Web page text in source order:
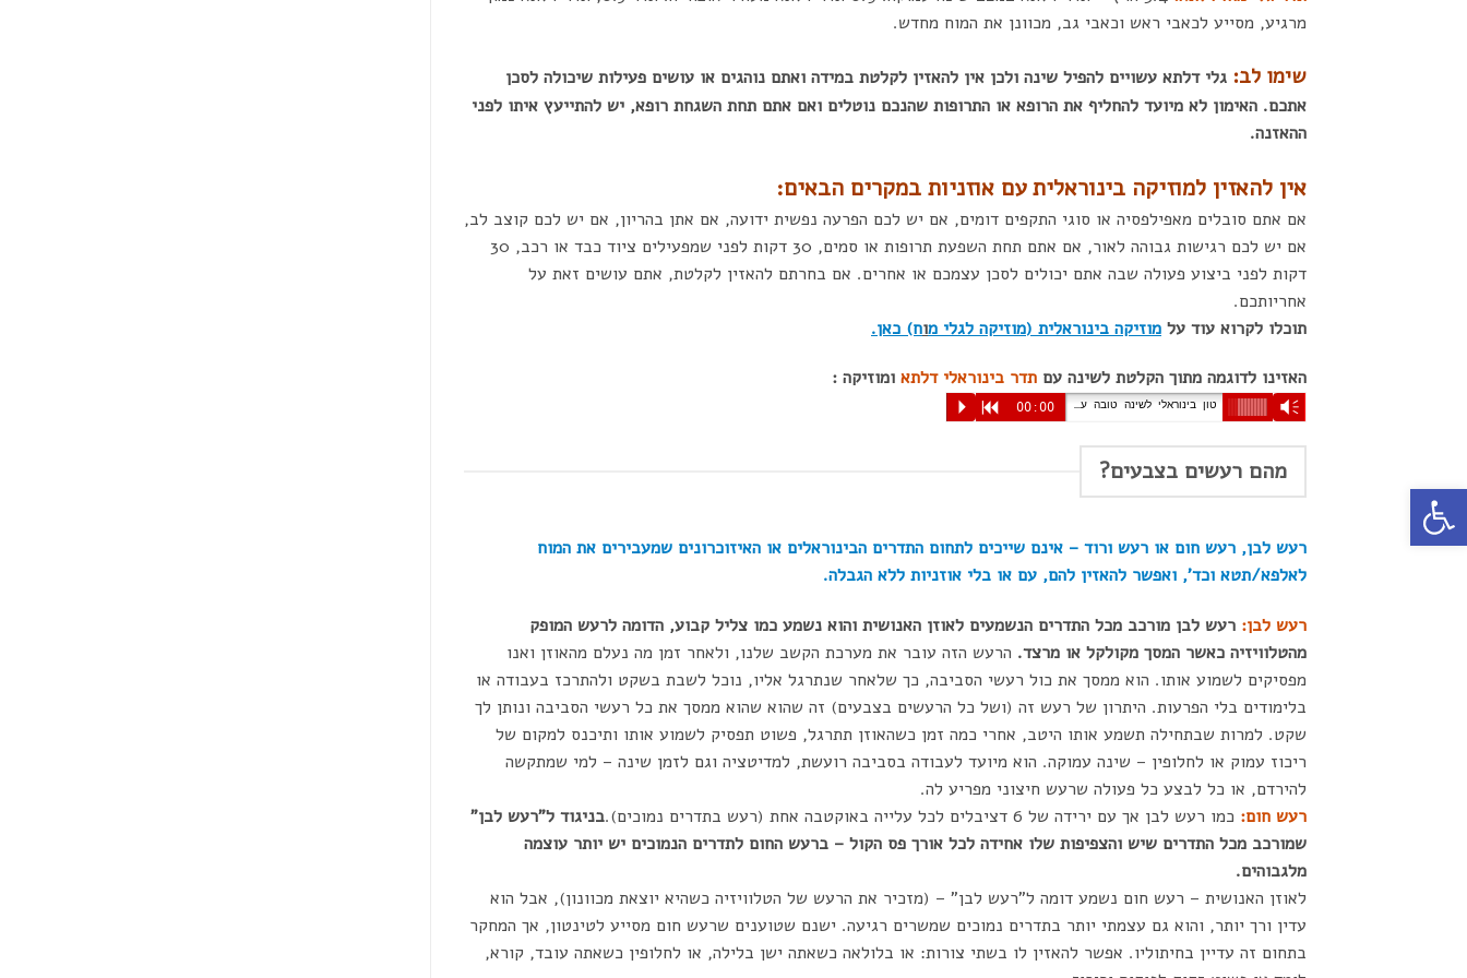
פתח סרגל נגישות
מרגיע, מסייע לכאבי ראש וכאבי גב, מכוונן את המוח מחדש.
שימו לב: גלי דלתא עשויים להפיל שינה ולכן אין להאזין לקלטת במידה ואתם נוהגים או עושים פעילות שיכולה לסכן
אתכם. האימון לא מיועד להחליף את הרופא או התרופות שהנכם נוטלים ואם אתם תחת השגחת רופא, יש להתייעץ איתו לפני
ההאזנה.
אין להאזין למוזיקה בינוראלית עם אוזניות במקרים הבאים:
אם אתם סובלים מאפילפסיה או סוגי התקפים דומים, אם יש לכם הפרעה נפשית ידועה, אם אתן בהריון, אם יש לכם קוצב לב,
אם יש לכם רגישות גבוהה לאור, אם אתם תחת השפעת תרופות או סמים, 30 דקות לפני שמפעילים ציוד כבד או רכב, 30
דקות לפני ביצוע פעולה שבה אתם יכולים לסכן עצמכם או אחרים. אם בחרתם להאזין לקלטת, אתם עושים זאת על
אחריותכם.
תוכלו לקרוא עוד על מוזיקה בינוראלית (מוזיקה לגלי מוח) כאן.
האזינו לדוגמה מתוך הקלטת לשינה עם תדר בינוראלי דלתא ומוזיקה :
Vm טון בינוראלי לשינה טובה עם מוזיקה 00:00
R
P
מהם רעשים בצבעים?
רעש לבן, רעש חום או רעש ורוד – אינם שייכים לתחום התדרים הבינוראלים או האיזוכרונים שמעבירים את המוח
לאלפא/תטא וכד', ואפשר להאזין להם, עם או בלי אוזניות ללא הגבלה.
רעש לבן: רעש לבן מורכב מכל התדרים הנשמעים לאוזן האנושית והוא נשמע כמו צליל קבוע, הדומה לרעש המופק
מהטלוויזיה כאשר המסך מקולקל או מרצד. הרעש הזה עובר את מערכת הקשב שלנו, ולאחר זמן מה נעלם מהאוזן ואנו
מפסיקים לשמוע אותו. הוא ממסך את כול רעשי הסביבה, כך שלאחר שנתרגל אליו, נוכל לשבת בשקט ולהתרכז בעבודה או
בלימודים בלי הפרעות. היתרון של רעש זה (ושל כל הרעשים בצבעים) זה שהוא שהוא ממסך את כל רעשי הסביבה ונותן לך
שקט. למרות שבתחילה תשמע אותו היטב, אחרי כמה זמן כשהאוזן תתרגל, פשוט תפסיק לשמוע אותו ותיכנס למקום של
ריכוז עמוק או לחלופין – שינה עמוקה. הוא מיועד לעבודה בסביבה רועשת, למדיטציה וגם לזמן שינה – למי שמתקשה
להירדם, או כל לבצע כל פעולה שרעש חיצוני מפריע לה.
רעש חום: כמו רעש לבן אך עם ירידה של 6 דציבלים לכל עלייה באוקטבה אחת (רעש בתדרים נמוכים).
בניגוד ל"רעש לבן"
שמורכב מכל התדרים שיש והצפיפות שלו אחידה לכל אורך פס הקול – ברעש החום לתדרים הנמוכים יש יותר עוצמה
מלגבוהים.
לאוזן האנושית – רעש חום נשמע דומה ל"רעש לבן" – (מזכיר את הרעש של הטלוויזיה כשהיא יוצאת מכוונון), אבל הוא
עדין ורך יותר, והוא גם עצמתי יותר בתדרים נמוכים שמשרים רגיעה. ישנם שטוענים שרעש חום מסייע לטינטון, אך המחקר
בתחום זה עדיין בחיתוליו. אפשר להאזין לו בשתי צורות: או בלולאה כשאתה ישן בלילה, או לחלופין כשאתה עובד, קורא,